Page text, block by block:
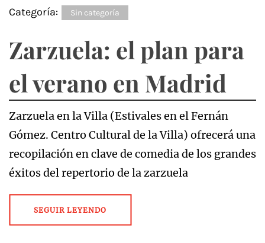
Categoría: Sin categoría
Zarzuela: el plan para
el verano en Madrid
Zarzuela en la Villa (Estivales en el Fernán
Gómez. Centro Cultural de la Villa) ofrecerá una
recopilación en clave de comedia de los grandes
éxitos del repertorio de la zarzuela
SEGUIR LEYENDO